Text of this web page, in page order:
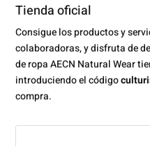
Tienda oficial
Consigue los productos y
colaboradoras, y disfruta de
de ropa AECN Natural Wear
introduciendo el código
compra.